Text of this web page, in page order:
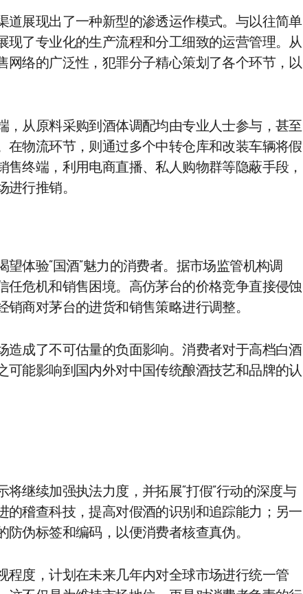
道展现出了一种新型的渗透运作模式。与以往简单
了专业化的生产流程和分工细致的运营管理。从
网络的广泛性，犯罪分子精心策划了各个环节，以
，从原料采购到酒体调配均由专业人士参与，甚至
物流环节，则通过多个中转仓库和改装车辆将假
终端，利用电商直播、私人购物群等隐蔽手段，
行推销。
体验“国酒”魅力的消费者。据市场监管机构调
危机和销售困境。高仿茅台的价格竞争直接侵蚀
商对茅台的进货和销售策略进行调整。
成了不可估量的负面影响。消费者对于高档白酒
可能影响到国内外对中国传统酿酒技艺和品牌的认
继续加强执法力度，并拓展“打假”行动的深度与
的稽查科技，提高对假酒的识别和追踪能力；另一
伪标签和编码，以便消费者核查真伪。
程度，计划在未来几年内对全球市场进行统一管